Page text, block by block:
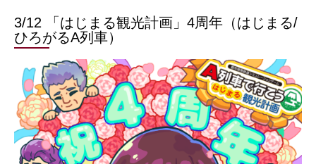
3/12 「はじまる観光計画」4周年（はじまる/
ひろがるA列車）